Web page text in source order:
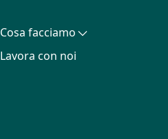
Cosa facciamo
Lavora con noi